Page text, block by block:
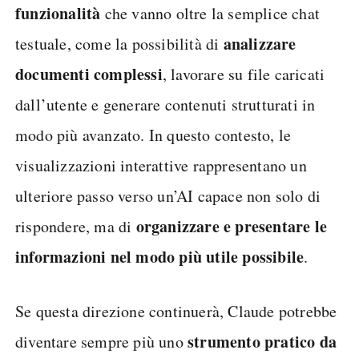
funzionalità che vanno oltre la semplice chat
testuale, come la possibilità di analizzare
documenti complessi, lavorare su file caricati
dall’utente e generare contenuti strutturati in
modo più avanzato. In questo contesto, le
visualizzazioni interattive rappresentano un
ulteriore passo verso un’AI capace non solo di
rispondere, ma di organizzare e presentare le
informazioni nel modo più utile possibile.
Se questa direzione continuerà, Claude potrebbe
diventare sempre più unostrumento pratico da